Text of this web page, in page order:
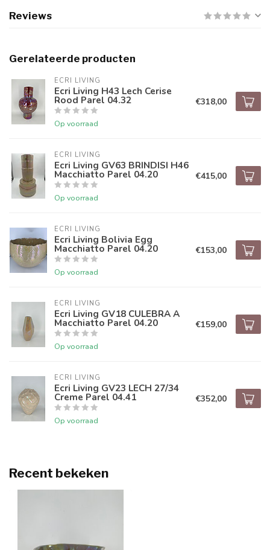
Reviews
Gerelateerde producten
ECRI LIVING
Ecri Living H43 Lech Cerise
Rood Parel 04.32
Op voorraad
€318,00
ECRI LIVING
Ecri Living GV63 BRINDISI H46
Macchiatto Parel 04.20
Op voorraad
€415,00
ECRI LIVING
Ecri Living Bolivia Egg
Macchiatto Parel 04.20
Op voorraad
€153,00
ECRI LIVING
Ecri Living GV18 CULEBRA A
Macchiatto Parel 04.20
Op voorraad
€159,00
ECRI LIVING
Ecri Living GV23 LECH 27/34
Creme Parel 04.41
Op voorraad
€352,00
Recent bekeken